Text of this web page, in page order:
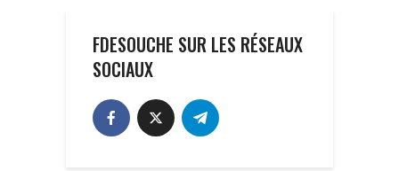
FDESOUCHE SUR LES RÉSEAUX
SOCIAUX